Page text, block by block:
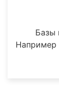
Базы
Например